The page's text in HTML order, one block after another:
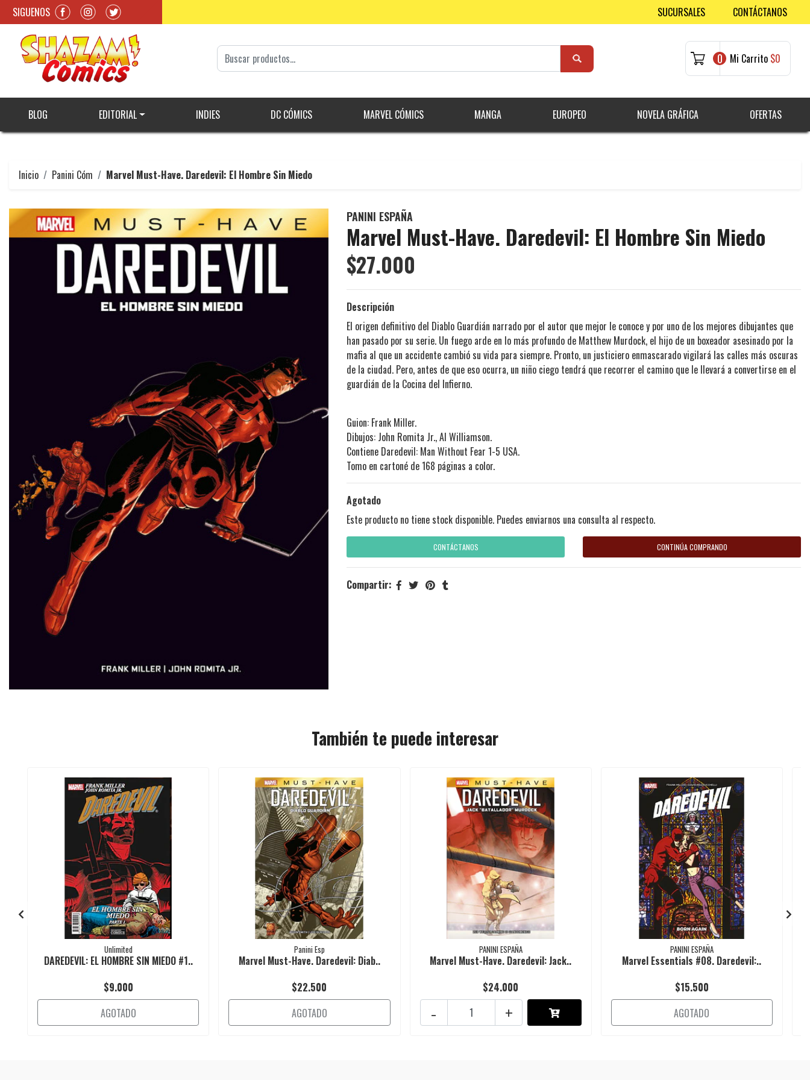
SIGUENOS SUCURSALES CONTÁCTANOS
0 Mi Carrito $0
BLOG EDITORIAL INDIES DC CÓMICS MARVEL CÓMICS MANGA EUROPEO NOVELA GRÁFICA OFERTAS
Inicio Panini Cóm Marvel Must-Have. Daredevil: El Hombre Sin Miedo
PANINI ESPAÑA
Marvel Must-Have. Daredevil: El Hombre Sin Miedo
$27.000
Descripción
El origen definitivo del Diablo Guardián narrado por el autor que mejor le conoce y por uno de los mejores dibujantes que
han pasado por su serie. Un fuego arde en lo más profundo de Matthew Murdock, el hijo de un boxeador asesinado por la
mafia al que un accidente cambió su vida para siempre. Pronto, un justiciero enmascarado vigilará las calles más oscuras
de la ciudad. Pero, antes de que eso ocurra, un niño ciego tendrá que recorrer el camino que le llevará a convertirse en el
guardián de la Cocina del Infierno.
Guion: Frank Miller.
Dibujos: John Romita Jr., Al Williamson.
Contiene Daredevil: Man Without Fear 1-5 USA.
Tomo en cartoné de 168 páginas a color.
Agotado
Este producto no tiene stock disponible. Puedes enviarnos una consulta al respecto.
CONTÁCTANOS CONTINÚA COMPRANDO
Compartir:
También te puede interesar
Unlimited
DAREDEVIL: EL HOMBRE SIN MIEDO #1..
$9.000
AGOTADO
Panini Esp
Marvel Must-Have. Daredevil: Diab..
$22.500
AGOTADO
PANINI ESPAÑA
Marvel Must-Have. Daredevil: Jack..
$24.000
+
-
PANINI ESPAÑA
Marvel Essentials #08. Daredevil:..
$15.500
AGOTADO